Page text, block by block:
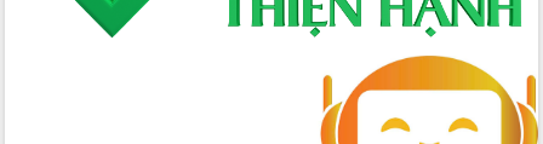
Hòn Yến phát triển du lịch gắn với bảo